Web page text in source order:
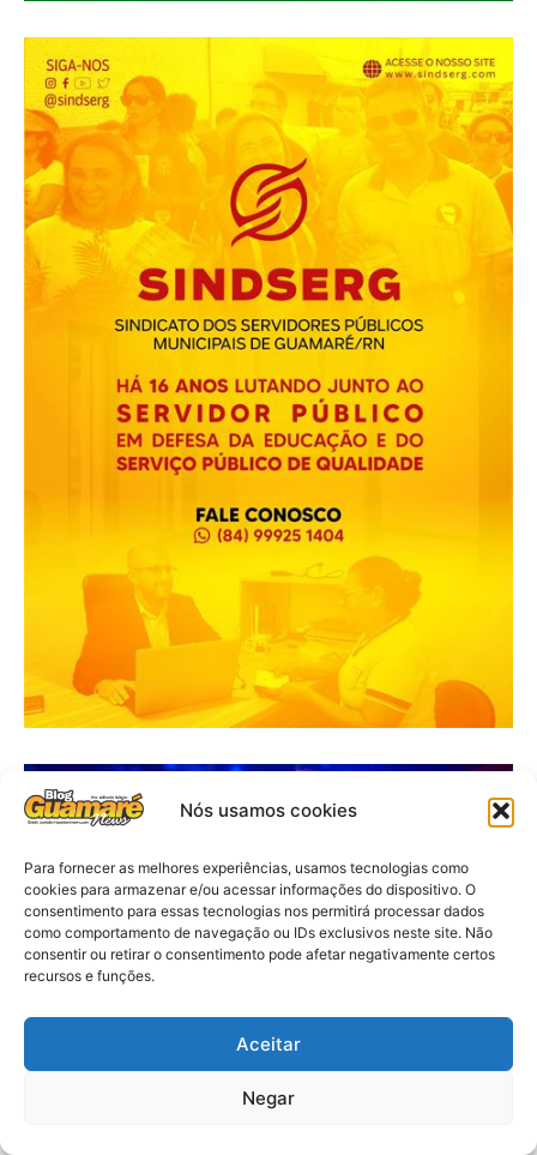
Nós usamos cookies
Para fornecer as melhores experiências, usamos tecnologias como
cookies para armazenar e/ou acessar informações do dispositivo. O
consentimento para essas tecnologias nos permitirá processar dados
como comportamento de navegação ou IDs exclusivos neste site. Não
consentir ou retirar o consentimento pode afetar negativamente certos
recursos e funções.
Aceitar
Negar